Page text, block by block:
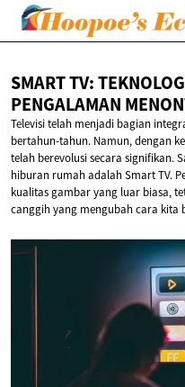
SMART TV:
PENGALAMAN
Televisi telah menjadi bagian
bertahun-tahun. Namun, dengan
telah berevolusi secara signifikan.
hiburan rumah adalah Smart TV.
kualitas gambar yang luar biasa,
canggih yang mengubah cara kita